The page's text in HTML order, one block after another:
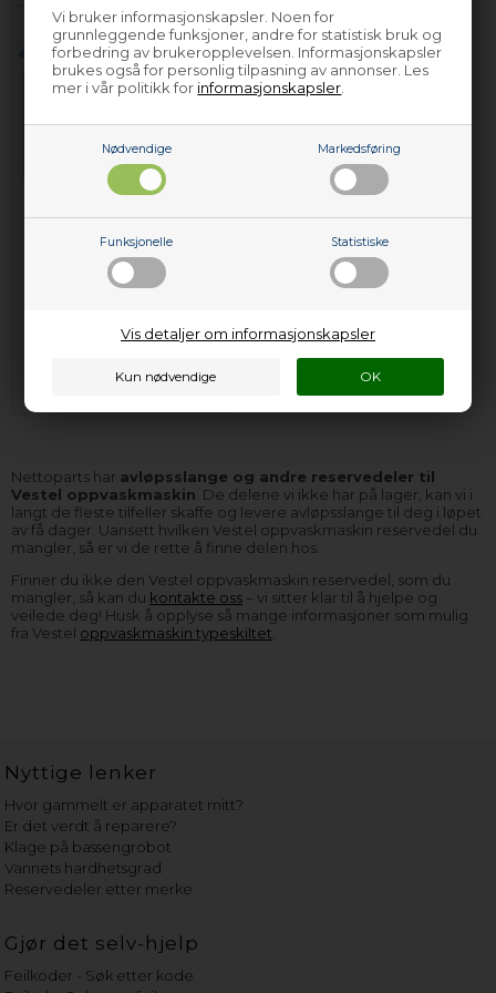
Vi bruker informasjonskapsler. Noen for
grunnleggende funksjoner, andre for statistisk bruk og
forbedring av brukeropplevelsen. Informasjonskapsler
brukes også for personlig tilpasning av annonser. Les
mer i vår politikk for informasjonskapsler
Nødvendige Markedsføring
Funksjonelle Statistiske
Vis detaljer om informasjonskapsler
oppvaskmaskin
(mellom avløpsrør
og spylepumpe)
389,00
Legg i kurven
Forhåndsbestill
Nettoparts har avløpsslange og andre reservedeler til
Vestel oppvaskmaskin . De delene vi ikke har på lager, kan vi i
langt de fleste tilfeller skaffe og levere avløpsslange til deg i løpet
av få dager. Uansett hvilken Vestel oppvaskmaskin reservedel du
mangler, så er vi de rette å finne delen hos.
Finner du ikke den Vestel oppvaskmaskin reservedel, som du
mangler, så kan du kontakte oss– vi sitter klar til å hjelpe og
veilede deg! Husk å opplyse så mange informasjoner som mulig
fra Vestel oppvaskmaskin typeskiltet
Nyttige lenker
Hvor gammelt er apparatet mitt?
Er det verdt å reparere?
Klage på bassengrobot
Vannets hardhetsgrad
Reservedeler etter merke
Gjør det selv-hjelp
Feilkoder - Søk etter kode